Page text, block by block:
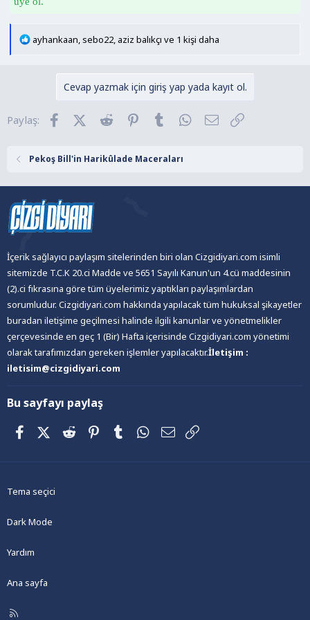
T
e
ayhankaan,sebo22, aziz balıkçı ve 1 kişi daha
Cevap yazmak için giriş yap yada kayıt ol.
Paylaş: FacebookX (Twitter)
Reddit Pinterest
Tumblr WhatsApp
E-posta
Pekoş Bill'in Harikûlade Maceraları
İçerik sağlayıcı paylaşım sitelerinden biri olan Cizgidiyari.com isimli
sitemizde T.C.K 20.ci Madde ve 5651 Sayılı Kanun'un 4.cü maddesinin
(2).ci fıkrasına göre tüm üyelerimiz yaptıkları paylaşımlardan
sorumludur. Cizgidiyari.com hakkında yapılacak tüm hukuksal şikayetler
buradan iletişime geçilmesi halinde ilgili kanunlar ve yönetmelikler
çerçevesinde en geç 1 (Bir) Hafta içerisinde Cizgidiyari.com yönetimi
olarak tarafımızdan gereken işlemler yapılacaktır.İletişim :
iletisim@cizgidiyari.com
Bu sayfayı paylaş
FacebookX (Twitter)
Reddit PinterestTumblrWhatsApp
E-posta
Tema seçici
Dark Mode
Yardım
Ana sayfa
R